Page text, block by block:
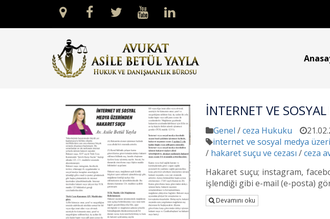
İNTERNET VE
Genel /ceza Hukuku
internet ve sosyal medya
/ hakaret suçu ve cezası /ceza
Hakaret suçu; instagram,
işlendiği gibi e-mail (e-posta)
Devamını oku